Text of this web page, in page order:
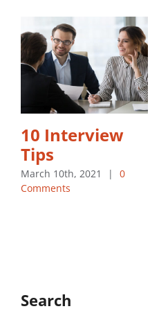
10 Interview
Tips
March 10th, 2021 |
0
Comments
Search